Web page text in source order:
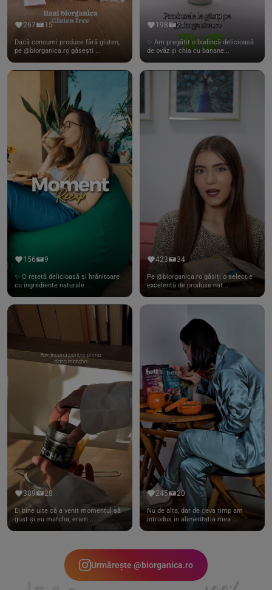
267 15
Dacă consumi produse fără gluten,
pe @biorganica.ro găsești ...
198 21
✨ Am pregătit o budincă delicioasă
de ovăz și chia cu banane...
156 9
✨ O rețetă delicioasă și hrănitoare
cu ingrediente naturale ...
423 34
Pe @biorganica.ro găsiți o selecție
excelentă de produse nat...
389 28
Ei bine uite că a venit momentul să
gust și eu matcha, eram ...
245 20
Nu de alta, dar de ceva timp am
introdus in alimentatia mea ...
Urmărește @biorganica.ro